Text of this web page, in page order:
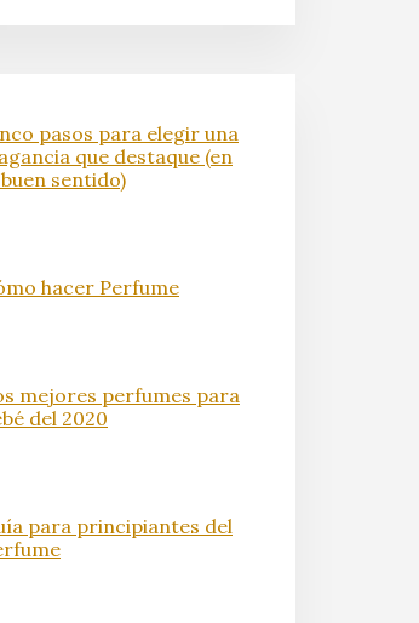
pasos para elegir una
que destaque (en
sentido)
hacer Perfume
mejores perfumes para
del 2020
para principiantes del